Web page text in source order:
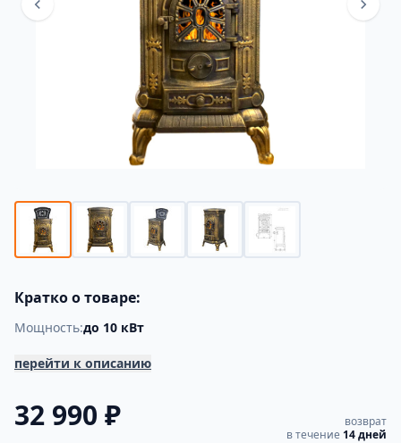
Кратко о товаре:
Мощность:до 10 кВт
перейти к описанию
32 990 ₽
возврат
в течение 14 дней